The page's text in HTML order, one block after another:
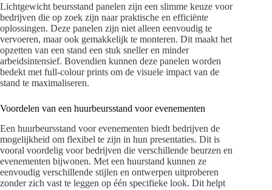
Lichtgewicht beursstand panelen zijn een slimme keuze voor
bedrijven die op zoek zijn naar praktische en efficiënte
oplossingen. Deze panelen zijn niet alleen eenvoudig te
vervoeren, maar ook gemakkelijk te monteren. Dit maakt het
opzetten van een stand een stuk sneller en minder
arbeidsintensief. Bovendien kunnen deze panelen worden
bedekt met full-colour prints om de visuele impact van de
stand te maximaliseren.
Voordelen van een huurbeursstand voor evenementen
Een huurbeursstand voor evenementen biedt bedrijven de
mogelijkheid om flexibel te zijn in hun presentaties. Dit is
vooral voordelig voor bedrijven die verschillende beurzen en
evenementen bijwonen. Met een huurstand kunnen ze
eenvoudig verschillende stijlen en ontwerpen uitproberen
zonder zich vast te leggen op één specifieke look. Dit helpt